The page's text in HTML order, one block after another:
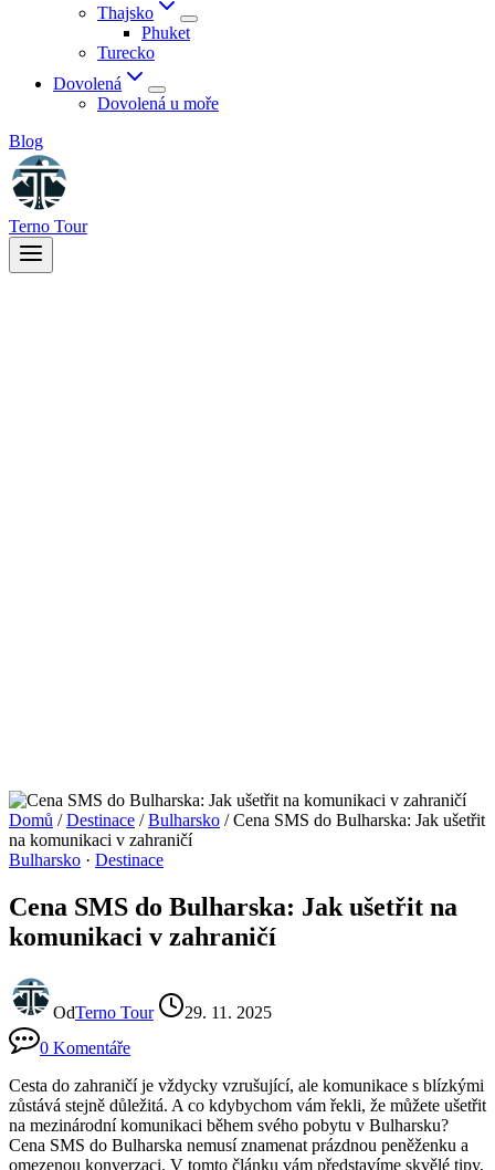
Thajsko
Phuket
Turecko
Dovolená
Dovolená u moře
Blog
Terno Tour
Domů / Destinace / Bulharsko / Cena SMS do Bulharska: Jak ušetřit
na komunikaci v zahraničí
Bulharsko · Destinace
Cena SMS do Bulharska: Jak ušetřit na
komunikaci v zahraničí
OdTerno Tour
29. 11. 2025
0 Komentáře
Cesta do zahraničí je vždycky vzrušující, ale komunikace s blízkými
zůstává stejně důležitá. A co kdybychom vám řekli, že můžete ušetřit
na mezinárodní komunikaci během svého pobytu v Bulharsku?
Cena SMS do Bulharska nemusí znamenat prázdnou peněženku a
omezenou konverzaci. V tomto článku vám představíme skvělé tipy,